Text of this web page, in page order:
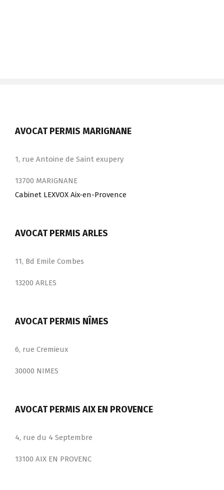
AVOCAT PERMIS MARIGNANE
1, rue Antoine de Saint exupery
13700 MARIGNANE
Cabinet LEXVOX Aix-en-Provence
AVOCAT PERMIS ARLES
11, Bd Emile Combes
13200 ARLES
AVOCAT PERMIS NÎMES
6, rue Cremieux
30000 NIMES
AVOCAT PERMIS AIX EN PROVENCE
4, rue du 4 Septembre
13100 AIX EN PROVENC